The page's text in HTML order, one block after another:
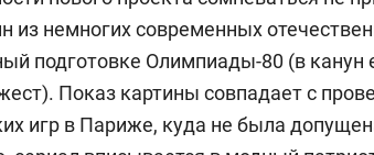
из немногих современных
подготовке Олимпиады-80 (в канун
Показ картины совпадает с
игр в Париже, куда не была